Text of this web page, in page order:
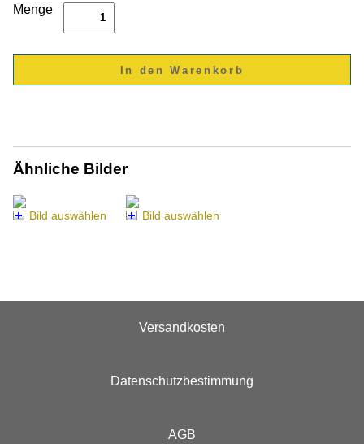
Menge
Ähnliche Bilder
Bild auswählen Bild auswählen
Versandkosten
Datenschutzbestimmung
AGB